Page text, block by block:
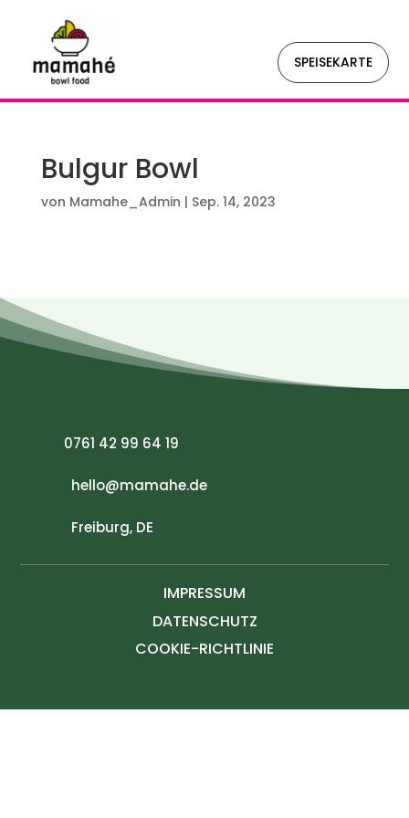
SPEISEKARTE
Bulgur Bowl
von Mamahe_Admin | Sep. 14, 2023
0761 42 99 64 19
hello@mamahe.de
Freiburg, DE
IMPRESSUM
DATENSCHUTZ
COOKIE-RICHTLINIE